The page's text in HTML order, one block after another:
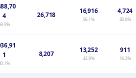
4
26,718 16,916
56.1%
4,724
83.8%
1
8,207 13,252
43.9%
911
16.2%